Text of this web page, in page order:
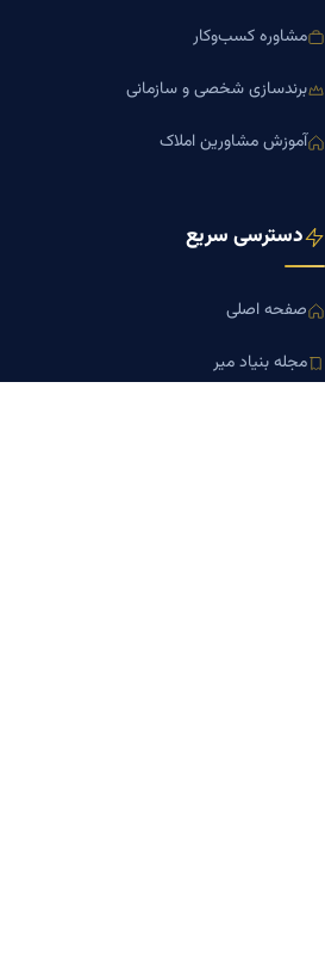
مشاوره کسب‌وکار
برندسازی شخصی و سازمانی
آموزش مشاورین املاک
دسترسی سریع
صفحه اصلی
مجله بنیاد میر